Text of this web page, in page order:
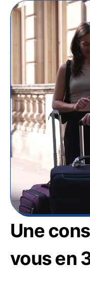
Une
vous en